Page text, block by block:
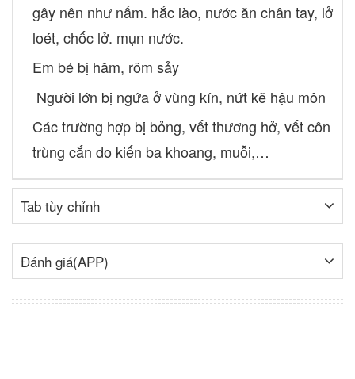
gây nên như nấm. hắc lào, nước ăn chân tay, lở
loét, chốc lở. mụn nước.
Em bé bị hăm, rôm sảy
Người lớn bị ngứa ở vùng kín, nứt kẽ hậu môn
Các trường hợp bị bỏng, vết thương hở, vết côn
trùng cắn do kiến ba khoang, muỗi,…
Tab tùy chỉnh
Đánh giá(APP)